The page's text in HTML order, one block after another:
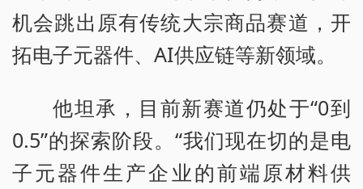
机会跳出原有传统大宗商品赛道，开
拓电子元器件、AI供应链等新领域。
他坦承，目前新赛道仍处于“0到
0.5”的探索阶段。“我们现在切的是电
子元器件生产企业的前端原材料供